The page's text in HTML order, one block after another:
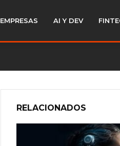
EMPRESAS AI Y DEV
RELACIONADOS